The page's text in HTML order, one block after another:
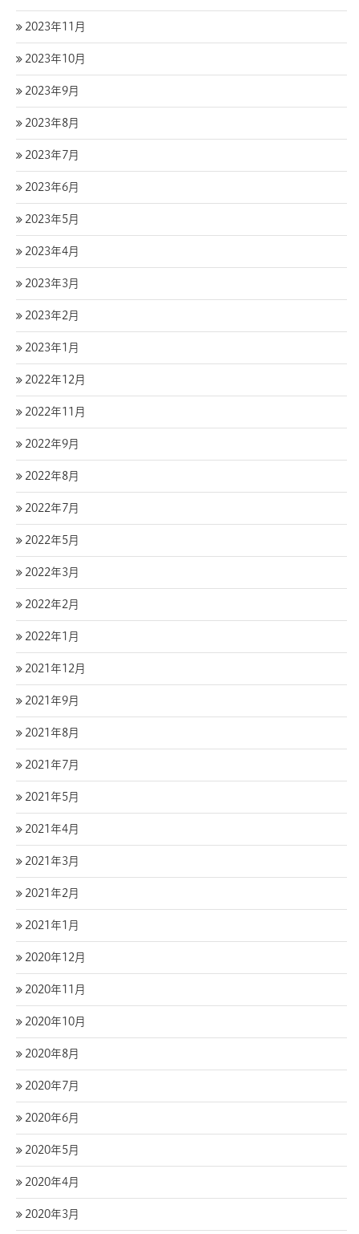
2023年11月
2023年10月
2023年9月
2023年8月
2023年7月
2023年6月
2023年5月
2023年4月
2023年3月
2023年2月
2023年1月
2022年12月
2022年11月
2022年9月
2022年8月
2022年7月
2022年5月
2022年3月
2022年2月
2022年1月
2021年12月
2021年9月
2021年8月
2021年7月
2021年5月
2021年4月
2021年3月
2021年2月
2021年1月
2020年12月
2020年11月
2020年10月
2020年8月
2020年7月
2020年6月
2020年5月
2020年4月
2020年3月